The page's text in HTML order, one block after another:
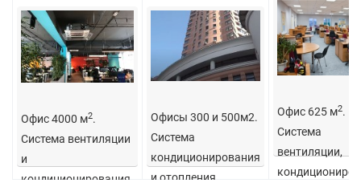
Офис 4000 м2.
Система вентиляции
и
кондиционирования.
Офисы 300 и 500м2.
Система
кондиционирования
и отопления.
Офис 625 м2.
Система
вентиляции,